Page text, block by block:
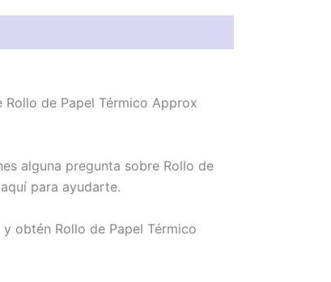
de Papel Térmico Approx
alguna pregunta sobre Rollo de
para ayudarte.
obtén Rollo de Papel Térmico